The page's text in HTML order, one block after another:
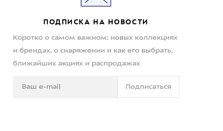
ПОДПИСКА НА НОВОСТИ
Коротко о самом важном: новых коллекциях
и брендах, о снаряжении и как его выбрать,
ближайших акциях и распродажах
Подписаться